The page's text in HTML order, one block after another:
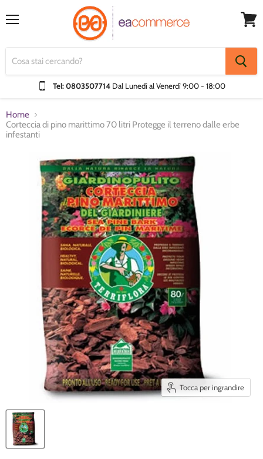
Tel: 0803507714 Dal Lunedì al Venerdì9:00 - 18:00
Home
Corteccia di pino marittimo 70 litri Protegge il terreno dalle erbe
infestanti
Tocca per ingrandire